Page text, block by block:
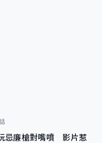
忌廉槍對嘴噴 影片惹